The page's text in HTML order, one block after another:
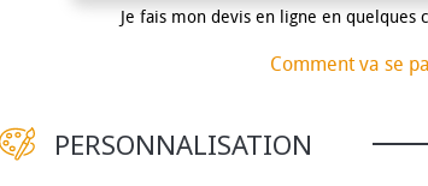
Je fais mon devis en ligne en
Comment va se
PERSONNALISATION